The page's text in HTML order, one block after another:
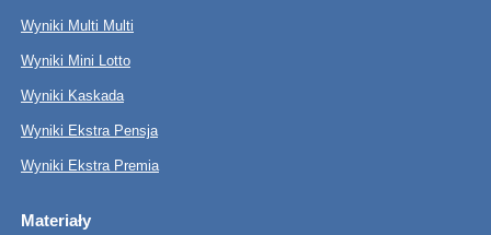
Wyniki Multi Multi
Wyniki Mini Lotto
Wyniki Kaskada
Wyniki Ekstra Pensja
Wyniki Ekstra Premia
Materiały